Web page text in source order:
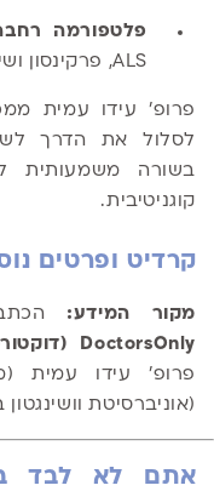
פלטפורמה
ALS, פרקינסון ושיקום לאחר שבץ מוחי.
פרופ' עידו עמית
לסלול את הדרך
בשורה משמעותית
קוגניטיבית.
קרדיט ופרטים
מקור המידע:
DoctorsOnly (דוקטורס אונלי)
פרופ' עידו עמית
(אוניברסיטת
אתם לא לבד